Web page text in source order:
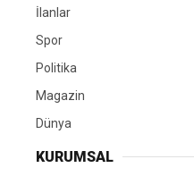
İlanlar
Spor
Politika
Magazin
Dünya
KURUMSAL